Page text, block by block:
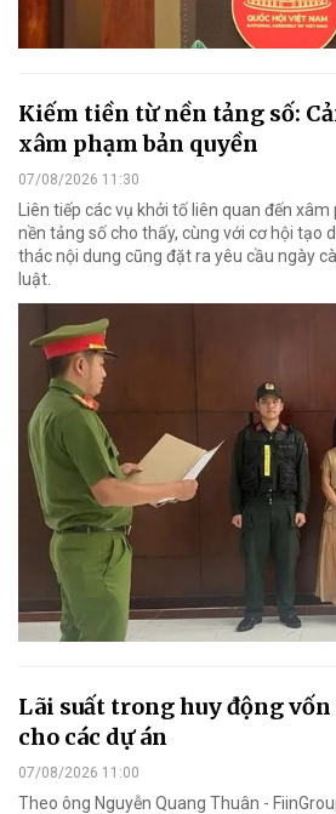
Kiếm tiền từ nền tảng số:
xâm phạm bản quyền
07/08/2026 11:30
Liên tiếp các vụ khởi tố liên quan đến
nền tảng số cho thấy, cùng với cơ hội tạo
thác nội dung cũng đặt ra yêu cầu ngày
luật.
Lãi suất trong huy động
cho các dự án
07/08/2026 11:00
Theo ông Nguyễn Quang Thuân -